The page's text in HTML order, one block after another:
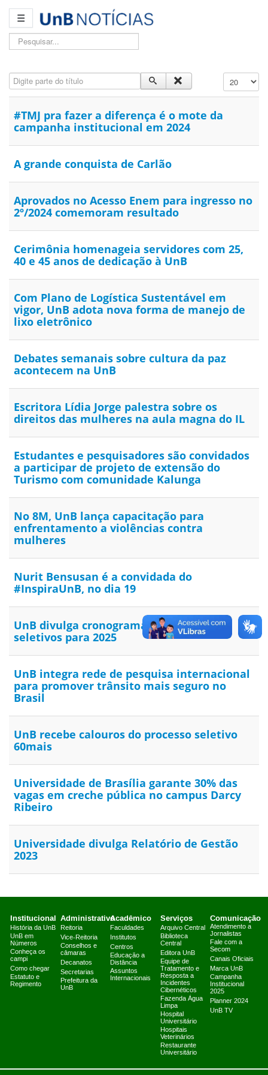
☰
Pesquisar...
Digite parte do título Exibir #
#TMJ pra fazer a diferença é o mote da
campanha institucional em 2024
A grande conquista de Carlão
Aprovados no Acesso Enem para ingresso no
2º/2024 comemoram resultado
Cerimônia homenageia servidores com 25,
40 e 45 anos de dedicação à UnB
Com Plano de Logística Sustentável em
vigor, UnB adota nova forma de manejo de
lixo eletrônico
Debates semanais sobre cultura da paz
acontecem na UnB
Escritora Lídia Jorge palestra sobre os
direitos das mulheres na aula magna do IL
Estudantes e pesquisadores são convidados
a participar de projeto de extensão do
Turismo com comunidade Kalunga
No 8M, UnB lança capacitação para
enfrentamento a violências contra
mulheres
Nurit Bensusan é a convidada do
#InspiraUnB, no dia 19
UnB divulga cronograma dos processos
seletivos para 2025
UnB integra rede de pesquisa internacional
para promover trânsito mais seguro no
Brasil
UnB recebe calouros do processo seletivo
60mais
Universidade de Brasília garante 30% das
vagas em creche pública no campus Darcy
Ribeiro
Universidade divulga Relatório de Gestão
2023
Institucional
História da UnB
UnB em
Números
Conheça os
campi
Como chegar
Estatuto e
Regimento
Administrativo
Reitoria
Vice-Reitoria
Conselhos e
câmaras
Decanatos
Secretarias
Prefeitura da
UnB
Acadêmico
Faculdades
Institutos
Centros
Educação a
Distância
Assuntos
Internacionais
Serviços
Arquivo Central
Biblioteca
Central
Editora UnB
Equipe de
Tratamento e
Resposta a
Incidentes
Cibernéticos
Fazenda Água
Limpa
Hospital
Universitário
Hospitais
Veterinários
Restaurante
Universitário
Comunicação
Atendimento a
Jornalistas
Fale com a
Secom
Canais Oficiais
Marca UnB
Campanha
Institucional
2025
Planner 2024
UnB TV